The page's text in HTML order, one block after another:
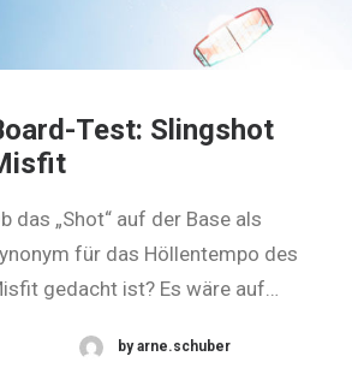
Test: Slingshot
das „Shot“ auf der Base als
für das Höllentempo des
gedacht ist? Es wäre auf…
by arne.schuber